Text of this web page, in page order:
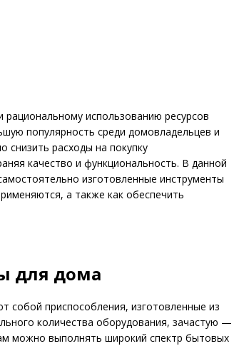
использованию ресурсов
популярность среди домовладельцев и
расходы на покупку
качество и функциональность. В данной
изготовленные инструменты
а также как обеспечить
для дома
собой приспособления, изготовленные из
количества оборудования, зачастую —
можно выполнять широкий спектр бытовых